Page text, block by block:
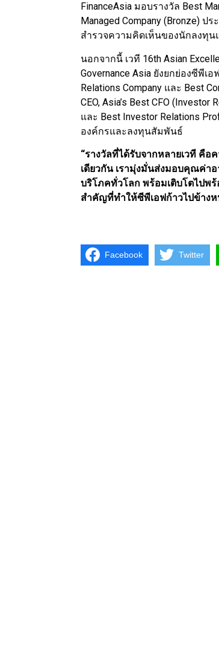
FinanceAsia มอบรางวัล Best
Managed Company (Bronze) ป
สำรวจความคิดเห็นของนักลงทุน
นอกจากนี้ เวที 16th Asian
Governance Asia ยังยกย่องซีพีเ
Relations Company และ Best
CEO, Asia’s Best CFO
และ Best Investor Relations
องค์กรและลงทุนสัมพันธ์
“รางวัลที่ได้รับจากหลายเวที คื
เดียวกัน เรามุ่งมั่นส่งมอบคุณค่า
บริโภคทั่วโลก พร้อมเติบโตไปพ
สำคัญที่ทำให้ซีพีเอฟก้าวไปข้าง
Facebook Twitter